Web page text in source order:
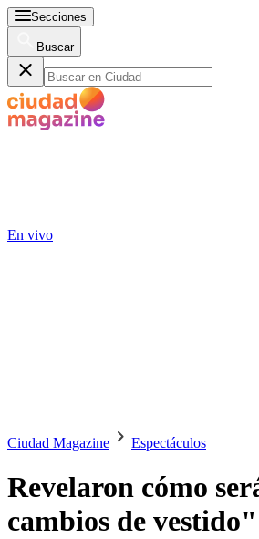
Secciones
Buscar
En vivo
Ciudad Magazine Espectáculos
Revelaron cómo
cambios de vestido"